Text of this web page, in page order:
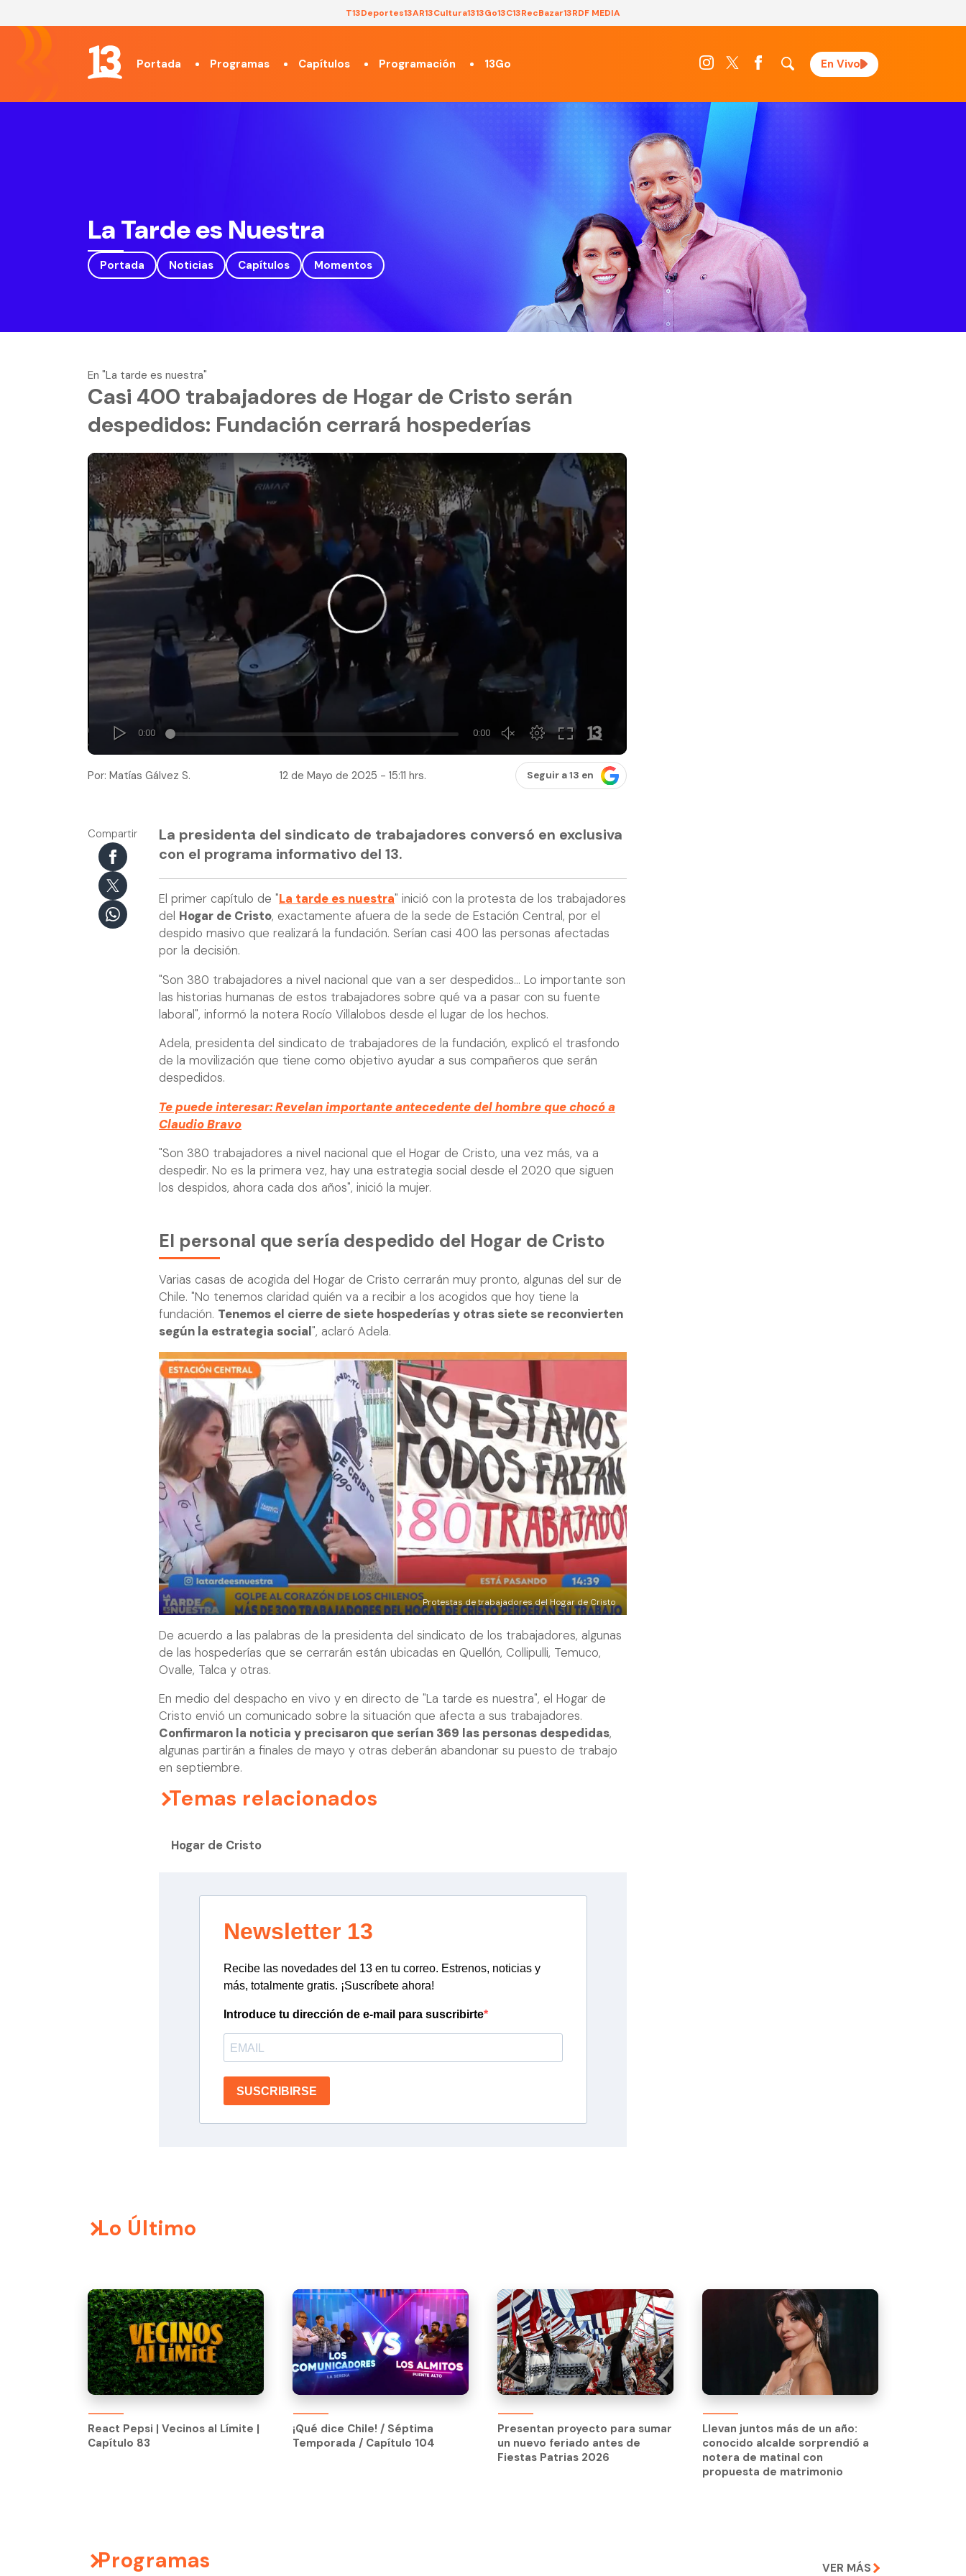
T13Deportes13AR13Cultura1313Go13C13RecBazar13RDF MEDIA
Portada Programas Capítulos Programación 13Go En Vivo
La Tarde es Nuestra
Portada Noticias Capítulos Momentos
En "La tarde es nuestra"
Casi 400 trabajadores de Hogar de Cristo serán
despedidos: Fundación cerrará hospederías
Por: Matías Gálvez S. 12 de Mayo de 2025 - 15:11 hrs. Seguir a 13 en
Compartir
La presidenta del sindicato de trabajadores conversó en exclusiva
con el programa informativo del 13.
El primer capítulo de "La tarde es nuestra" inició con la protesta de los trabajadores
del Hogar de Cristo, exactamente afuera de la sede de Estación Central, por el
despido masivo que realizará la fundación. Serían casi 400 las personas afectadas
por la decisión.
"Son 380 trabajadores a nivel nacional que van a ser despedidos... Lo importante son
las historias humanas de estos trabajadores sobre qué va a pasar con su fuente
laboral", informó la notera Rocío Villalobos desde el lugar de los hechos.
Adela, presidenta del sindicato de trabajadores de la fundación, explicó el trasfondo
de la movilización que tiene como objetivo ayudar a sus compañeros que serán
despedidos.
Te puede interesar: Revelan importante antecedente del hombre que chocó a
Claudio Bravo
"Son 380 trabajadores a nivel nacional que el Hogar de Cristo, una vez más, va a
despedir. No es la primera vez, hay una estrategia social desde el 2020 que siguen
los despidos, ahora cada dos años", inició la mujer.
El personal que sería despedido del Hogar de Cristo
Varias casas de acogida del Hogar de Cristo cerrarán muy pronto, algunas del sur de
Chile. "No tenemos claridad quién va a recibir a los acogidos que hoy tiene la
fundación. Tenemos el cierre de siete hospederías y otras siete se reconvierten
según la estrategia social", aclaró Adela.
Protestas de trabajadores del Hogar de Cristo
De acuerdo a las palabras de la presidenta del sindicato de los trabajadores, algunas
de las hospederías que se cerrarán están ubicadas en Quellón, Collipulli, Temuco,
Ovalle, Talca y otras.
En medio del despacho en vivo y en directo de "La tarde es nuestra", el Hogar de
Cristo envió un comunicado sobre la situación que afecta a sus trabajadores.
Confirmaron la noticia y precisaron que serían 369 las personas despedidas,
algunas partirán a finales de mayo y otras deberán abandonar su puesto de trabajo
en septiembre.
Temas relacionados
Hogar de Cristo
Newsletter 13
Recibe las novedades del 13 en tu correo. Estrenos, noticias y
más, totalmente gratis. ¡Suscríbete ahora!
Introduce tu dirección de e-mail para suscribirte
SUSCRIBIRSE
Lo Último
React Pepsi | Vecinos al Límite |
Capítulo 83
React Pepsi | Vecinos al Límite |
Capítulo 83
¡Qué dice Chile! / Séptima
Temporada / Capítulo 104
¡Qué dice Chile! / Séptima
Temporada / Capítulo 104
Presentan proyecto para sumar
un nuevo feriado antes de
Fiestas Patrias 2026
Llevan juntos más de un año:
conocido alcalde sorprendió a
notera de matinal con
propuesta de matrimonio
Programas VER MÁS